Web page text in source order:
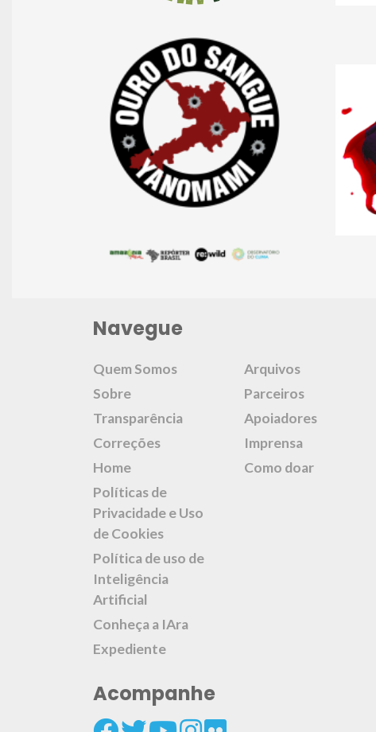
Navegue
Quem Somos
Sobre
Transparência
Correções
Home
Políticas de
Privacidade e Uso
de Cookies
Política de uso de
Inteligência
Artificial
Conheça a IAra
Expediente
Arquivos
Parceiros
Apoiadores
Imprensa
Como doar
Acompanhe